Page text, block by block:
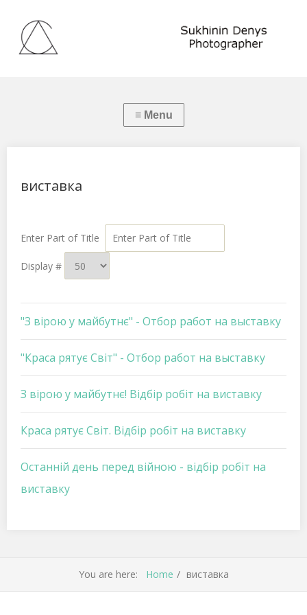
виставка
Enter Part of Title
Display #
"З вірою у майбутнє" - Отбор работ на выставку
"Краса рятує Світ" - Отбор работ на выставку
З вірою у майбутнє! Відбір робіт на виставку
Краса рятує Світ. Відбір робіт на виставку
Останній день перед війною - відбір робіт на
виставку
You are here: Home виставка